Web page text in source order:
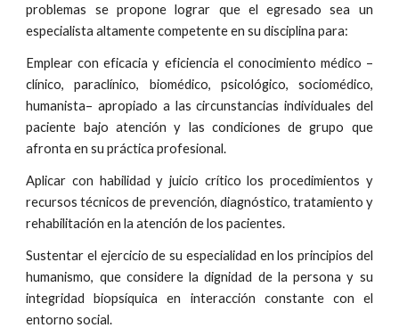
problemas se propone lograr que el egresado sea un
especialista altamente competente en su disciplina para:
Emplear con eficacia y eficiencia el conocimiento médico –
clínico, paraclínico, biomédico, psicológico, sociomédico,
humanista– apropiado a las circunstancias individuales del
paciente bajo atención y las condiciones de grupo que
afronta en su práctica profesional.
Aplicar con habilidad y juicio crítico los procedimientos y
recursos técnicos de prevención, diagnóstico, tratamiento y
rehabilitación en la atención de los pacientes.
Sustentar el ejercicio de su especialidad en los principios del
humanismo, que considere la dignidad de la persona y su
integridad biopsíquica en interacción constante con el
entorno social.